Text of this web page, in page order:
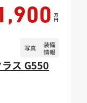
ス G550
万
円
写真
装備
情報